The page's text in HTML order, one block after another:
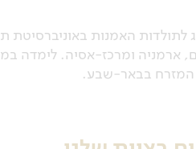
לתולדות האמנות באוניברסיטת
ומרכז-אסיה. לימדה
המזרח בבאר-שבע.